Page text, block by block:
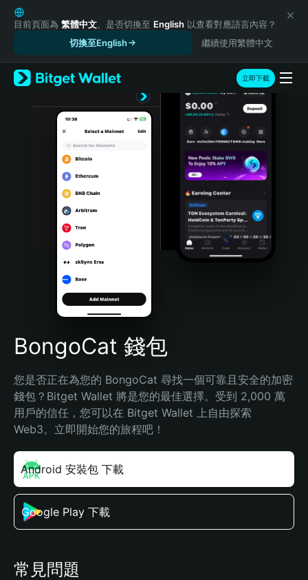
English
日本語
Русский
Español (Latinoamérica)
Türkçe
Português (Portugal)
Bahasa Indonesia
Português (Brasil)
Español (Argentina)
目前頁面為 繁體中文。是否切換至 English 以查看對應語言內容？
切換至English
繼續使用繁體中文
立即下載
BongoCat 錢包
您是否正在為您的 BongoCat 尋找一個可靠且安全的加密
錢包？Bitget Wallet 將是您的最佳選擇。受到 2,000 萬
用戶的信任，您可以在 Bitget Wallet 上自由探索
Web3。立即開始您的旅程吧！
Android 安裝包 下載
Google Play 下載
常見問題